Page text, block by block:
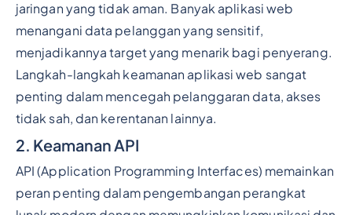
jaringan yang tidak aman. Banyak aplikasi web
menangani data pelanggan yang sensitif,
menjadikannya target yang menarik bagi penyerang.
Langkah-langkah keamanan aplikasi web sangat
penting dalam mencegah pelanggaran data, akses
tidak sah, dan kerentanan lainnya.
2. Keamanan API
API (Application Programming Interfaces) memainkan
peran penting dalam pengembangan perangkat